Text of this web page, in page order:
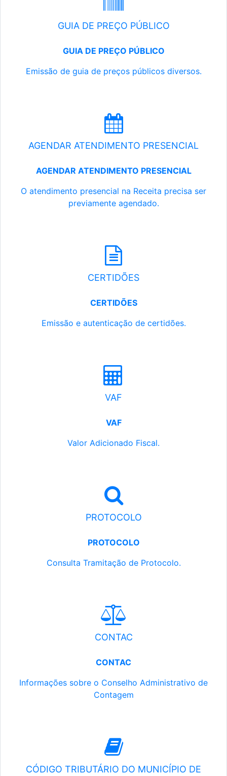
GUIA DE PREÇO PÚBLICO
GUIA DE PREÇO PÚBLICO
Emissão de guia de preços públicos diversos.
AGENDAR ATENDIMENTO PRESENCIAL
AGENDAR ATENDIMENTO PRESENCIAL
O atendimento presencial na Receita precisa ser
previamente agendado.
CERTIDÕES
CERTIDÕES
Emissão e autenticação de certidões.
VAF
VAF
Valor Adicionado Fiscal.
PROTOCOLO
PROTOCOLO
Consulta Tramitação de Protocolo.
CONTAC
CONTAC
Informações sobre o Conselho Administrativo de
Contagem
CÓDIGO TRIBUTÁRIO DO MUNICÍPIO DE